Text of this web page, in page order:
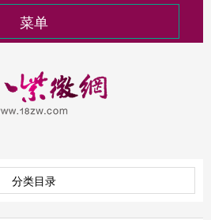
菜单
分类目录